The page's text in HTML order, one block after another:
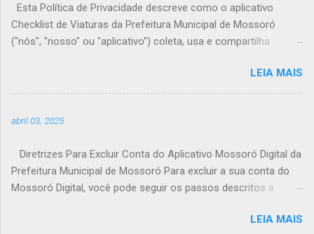
Esta Política de Privacidade descreve como o aplicativo
Checklist de Viaturas da Prefeitura Municipal de Mossoró
("nós", "nosso" ou "aplicativo") coleta, usa e compartilha
utiliza nosso aplicativo. 1. Informações Coletadas 1.2
Informações de Login: Para acessar os serviços oferecidos
como nome de usuário e senha. Essas informações são
usuário. 2. Uso das Informações 2.1 Fornecimento de
Serviços: Utilizamos as informações coletadas para fornecer
e manter nossos serviços. 2.2 Personalização: Podemos
dentro do aplicativo, fornecendo conteúdos e serviços
LEIA MAIS
abril 03, 2025
Diretrizes Para Excluir Conta do Aplicativo Mossoró Digital da
Prefeitura Municipal de Mossoró Para excluir a sua conta do
Mossoró Digital, você pode seguir os passos descritos a
acesso; 2. Abrir o menu de navegação > Clicar no seu perfil >
LEIA MAIS